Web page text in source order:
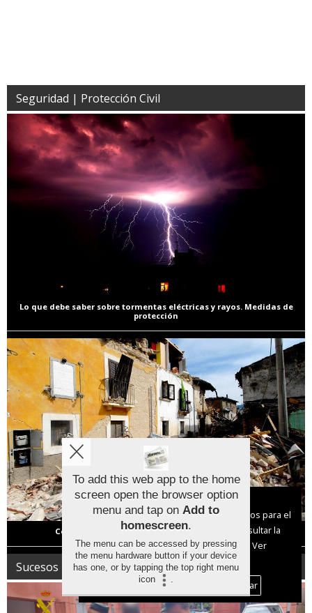
Seguridad | Protección Civil
Lo que debe saber sobre tormentas eléctricas y rayos. Medidas de
protección
Cómo mantenerse a salvo en caso de terremoto
Sucesos | Sociedad
Aviso sobre el Uso de cookies:
Utilizamos cookies nuestras y de terceros para el
funcionamiento del digital. Puedes consultar la
lista de cookies y como desconectarlas.
Ver
nuestra Política de Privacidad y Cookies
Aceptar Cookies
Personalizar
To add this web app to the home
screen open the browser option
menu and tap on Add to
homescreen.
The menu can be accessed by pressing
the menu hardware button if your device
has one, or by tapping the top right menu
icon
.